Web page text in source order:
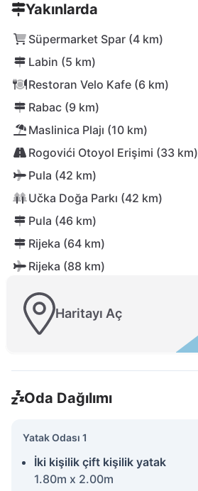
Yakınlarda
Süpermarket Spar (4 km)
Labin (5 km)
Restoran Velo Kafe (6 km)
Rabac (9 km)
Maslinica Plajı (10 km)
Rogovići Otoyol Erişimi (33 km)
Pula (42 km)
Učka Doğa Parkı (42 km)
Pula (46 km)
Rijeka (64 km)
Rijeka (88 km)
Haritayı Aç
Oda Dağılımı
Yatak Odası 1
İki kişilik çift kişilik yatak
1.80m x 2.00m